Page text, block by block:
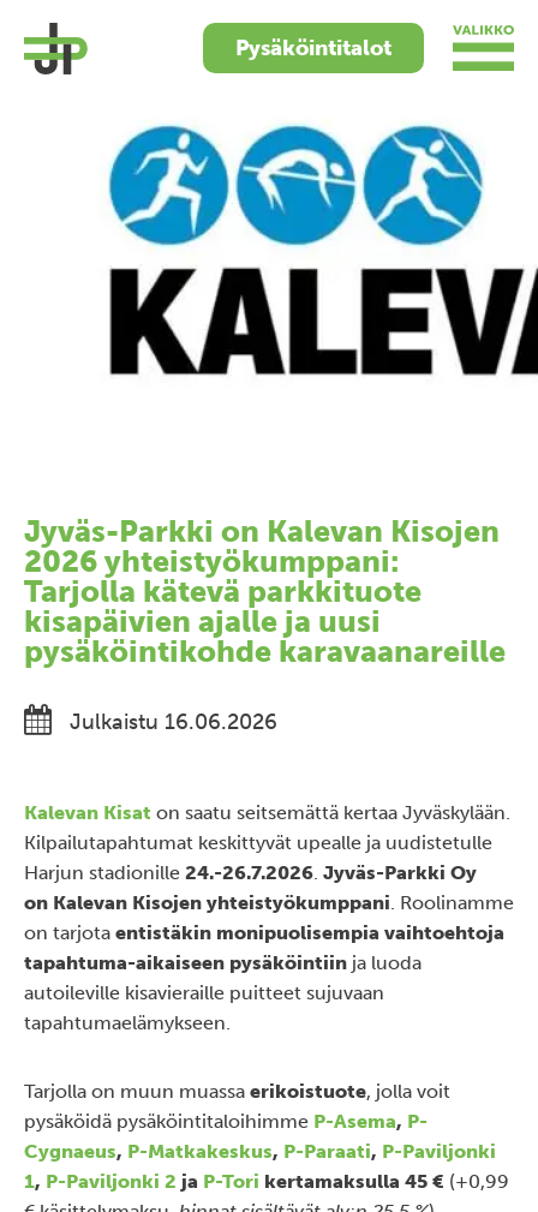
Pysäköintitalot
Jyväs-Parkki on Kalevan Kisojen
2026 yhteistyökumppani:
Tarjolla kätevä parkkituote
kisapäivien ajalle ja uusi
pysäköintikohde karavaanareille
Julkaistu 16.06.2026
Kalevan Kisat on saatu seitsemättä kertaa Jyväskylään.
Kilpailutapahtumat keskittyvät upealle ja uudistetulle
Harjun stadionille 24.-26.7.2026. Jyväs-Parkki Oy
on Kalevan Kisojen yhteistyökumppani. Roolinamme
on tarjota entistäkin monipuolisempia vaihtoehtoja
tapahtuma-aikaiseen pysäköintiin ja luoda
autoileville kisavieraille puitteet sujuvaan
tapahtumaelämykseen.
Tarjolla on muun muassa erikoistuote, jolla voit
pysäköidä pysäköintitaloihimme P-Asema, P-
Cygnaeus, P-Matkakeskus, P-Paraati, P-Paviljonki
1, P-Paviljonki 2 ja P-Tori kertamaksulla 45 € (+0,99